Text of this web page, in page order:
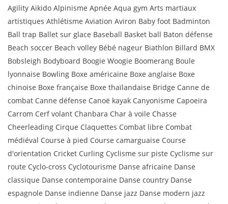
Agility Aikido Alpinisme Apnée Aqua gym Arts martiaux
artistiques Athlétisme Aviation Aviron Baby foot Badminton
Ball trap Ballet sur glace Baseball Basket ball Baton défense
Beach soccer Beach volley Bébé nageur Biathlon Billard BMX
Bobsleigh Bodyboard Boogie Woogie Boomerang Boule
lyonnaise Bowling Boxe américaine Boxe anglaise Boxe
chinoise Boxe française Boxe thaïlandaise Bridge Canne de
combat Canne défense Canoë kayak Canyonisme Capoeira
Carrom Cerf volant Chanbara Char à voile Chasse
Cheerleading Cirque Claquettes Combat libre Combat
médiéval Course à pied Course camarguaise Course
d'orientation Cricket Curling Cyclisme sur piste Cyclisme sur
route Cyclo-cross Cyclotourisme Danse africaine Danse
classique Danse contemporaine Danse country Danse
espagnole Danse indienne Danse jazz Danse modern jazz